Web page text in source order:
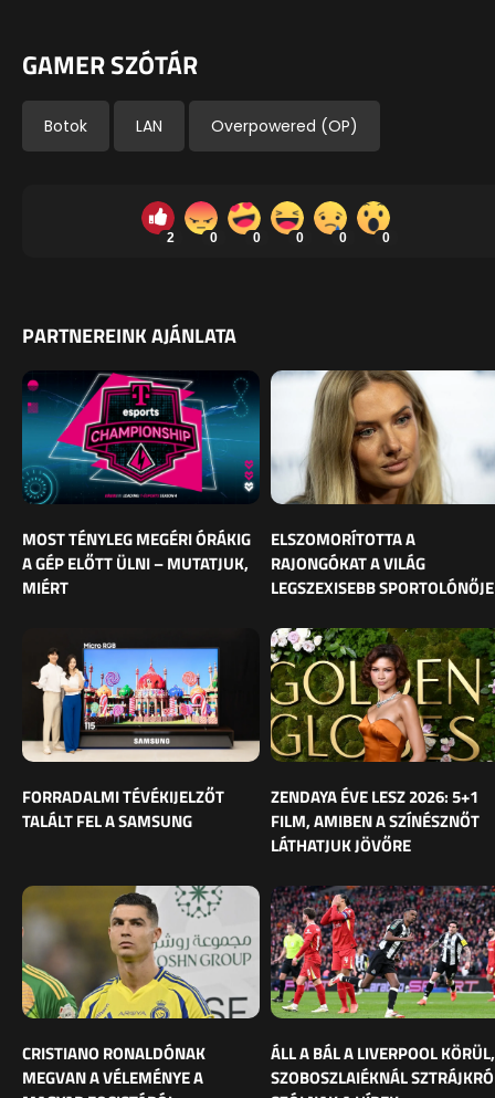
GAMER SZÓTÁR
Botok LAN Overpowered (OP)
2 0 0 0 0 0
PARTNEREINK AJÁNLATA
MOST TÉNYLEG MEGÉRI ÓRÁKIG
A GÉP ELŐTT ÜLNI – MUTATJUK,
MIÉRT
ELSZOMORÍTOTTA A
RAJONGÓKAT A VILÁG
LEGSZEXISEBB SPORTOLÓNŐJE
FORRADALMI TÉVÉKIJELZŐT
TALÁLT FEL A SAMSUNG
ZENDAYA ÉVE LESZ 2026: 5+1
FILM, AMIBEN A SZÍNÉSZNŐT
LÁTHATJUK JÖVŐRE
CRISTIANO RONALDÓNAK
MEGVAN A VÉLEMÉNYE A
ÁLL A BÁL A LIVERPOOL KÖRÜL,
SZOBOSZLAIÉKNÁL